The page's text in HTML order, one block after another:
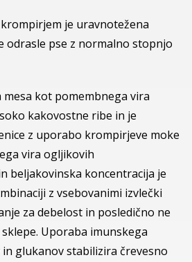
je uravnotežena
odrasle pse z normalno stopnjo
kot pomembnega vira
kakovostne ribe in je
z uporabo krompirjeve moke
vira ogljikovih
beljakovinska koncentracija je
z vsebovanimi izvlečki
za debelost in posledično ne
Uporaba imunskega
glukanov stabilizira črevesno